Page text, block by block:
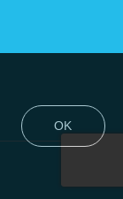
OK